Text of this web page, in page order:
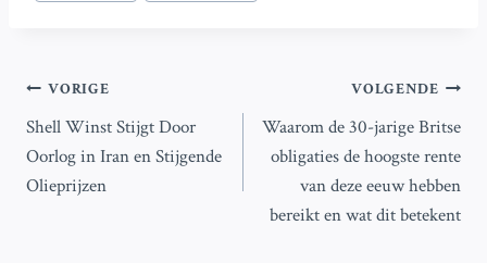
Bericht
navigatie
VORIGE
Shell Winst Stijgt Door
Oorlog in Iran en Stijgende
Olieprijzen
VOLGENDE
Waarom de 30-jarige Britse
obligaties de hoogste rente
van deze eeuw hebben
bereikt en wat dit betekent